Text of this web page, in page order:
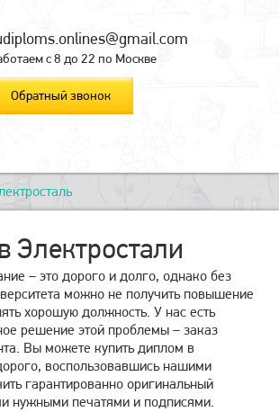
с 8 до 22 по Москве
Обратный звонок
Электростали
– это дорого и долго, однако без
можно не получить повышение
хорошую должность. У нас есть
решение этой проблемы – заказ
Вы можете купить диплом в
воспользовавшись нашими
гарантированно оригинальный
нужными печатями и подписями.